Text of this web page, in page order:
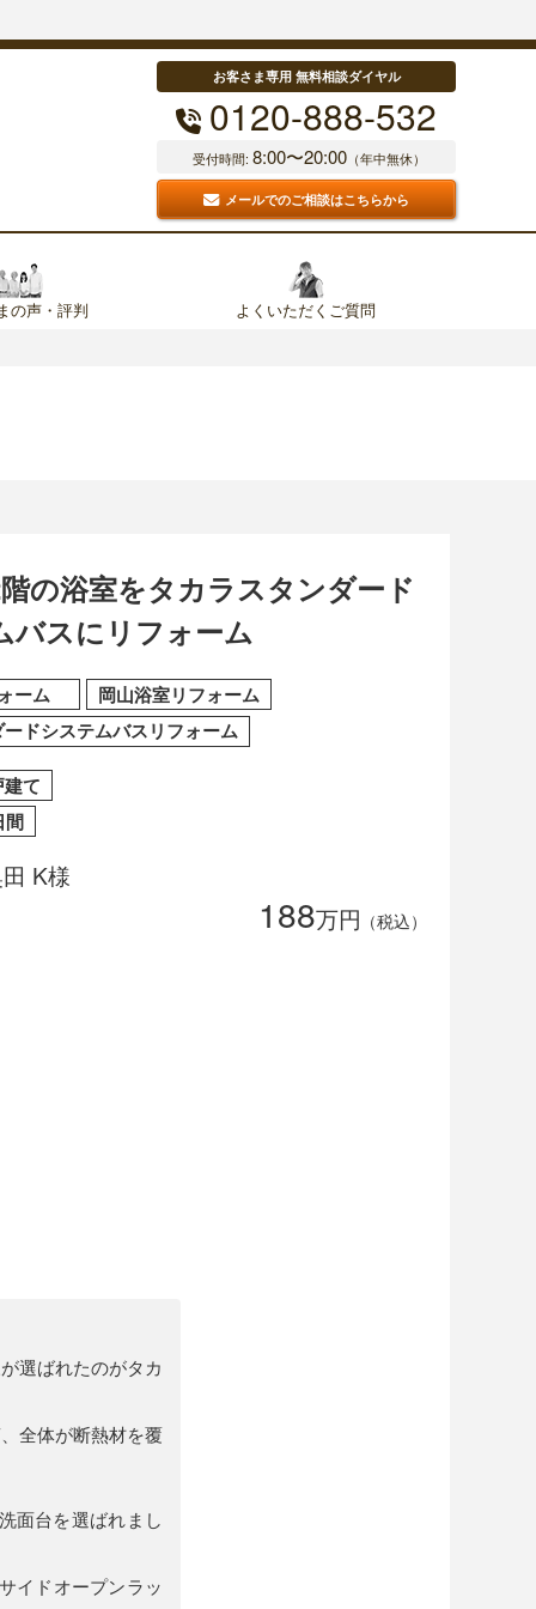
お客さま専用 無料相談ダイヤル
0120-888-532
受付時間: 8:00〜20:00 （年中無休）
メールでのご相談はこちらから
の声・評判 よくいただくご質問
の浴室をタカラスタンダード
バスにリフォーム
ーム
岡山浴室リフォーム
ドシステムバスリフォーム
て
間
K様
188万円 （税込）
選ばれたのがタカ
全体が断熱材を覆
面台を選ばれまし
イドオープンラッ